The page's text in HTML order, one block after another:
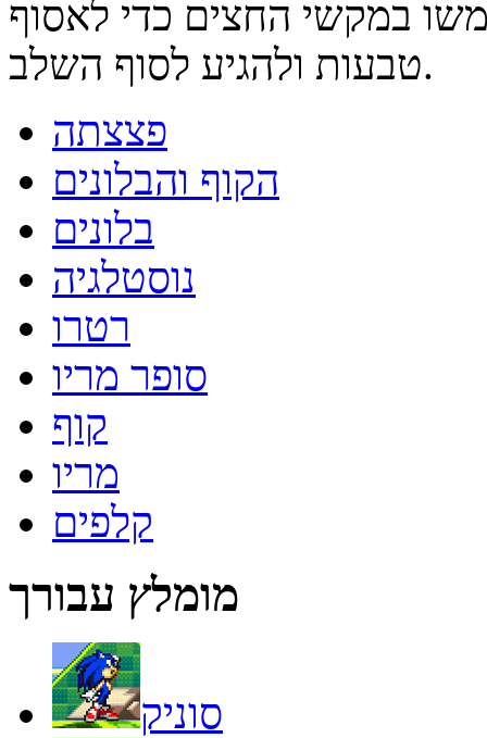
במקשי החצים כדי לאסוף
טבעות ולהגיע לסוף השלב.
פצצתה
הקוף והבלונים
בלונים
נוסטלגיה
רטרו
סופר מריו
קוף
מריו
קלפים
מומלץ עבורך
סוניק